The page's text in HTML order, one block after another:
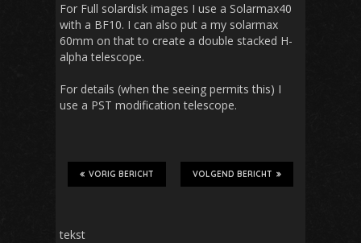
For Full solardisk images I use a Solarmax40
with a BF10. I can also put a my solarmax
60mm on that to create a double stacked H-
alpha telescope.
For details (when the seeing permits this) I
use a PST modification telescope.
VOLGEND BERICHT
VORIG BERICHT
tekst